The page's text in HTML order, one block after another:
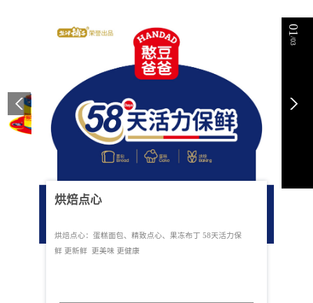
烘焙点心
烘焙点心：蛋糕面包、精致点心、果冻布丁 58天活力保
鲜 更新鲜 更美味 更健康
01
/03